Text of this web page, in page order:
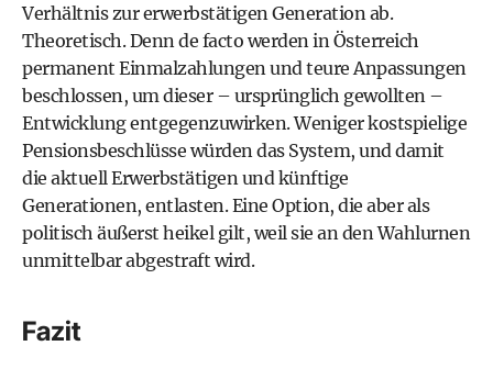
Verhältnis zur erwerbstätigen Generation ab.
Theoretisch. Denn de facto werden in Österreich
permanent Einmalzahlungen und teure Anpassungen
beschlossen, um dieser – ursprünglich gewollten –
Entwicklung entgegenzuwirken. Weniger kostspielige
Pensionsbeschlüsse würden das System, und damit
die aktuell Erwerbstätigen und künftige
Generationen, entlasten. Eine Option, die aber als
politisch äußerst heikel gilt, weil sie an den Wahlurnen
unmittelbar abgestraft wird.
Fazit